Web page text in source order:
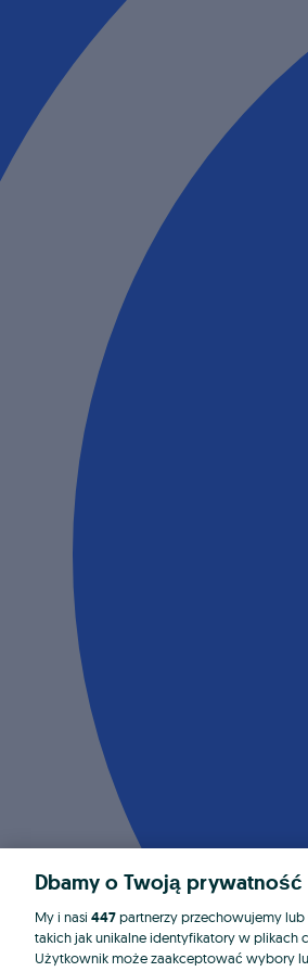
Dbamy o Twoją prywatność
My i nasi 447partnerzy przechowujemy lub
takich jak unikalne identyfikatory w
Użytkownik może zaakceptować wybory